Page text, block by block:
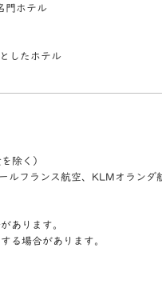
門ホテル
したホテル
除く）
フランス航空、KLMオランダ
あります。
る場合があります。